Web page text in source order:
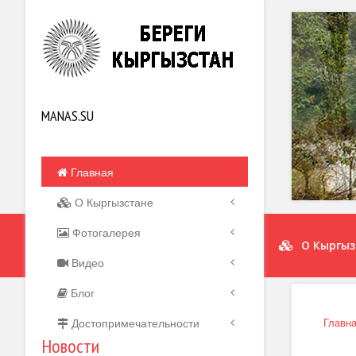
MANAS.SU
Главная
О Кыргызстане
Фотогалерея
Видео
Блог
Достопримечательности
Новости
О